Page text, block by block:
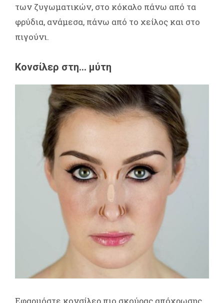
των ζυγωματικών, στο κόκαλο πάνω από τα
φρύδια, ανάμεσα, πάνω από το χείλος και στο
πιγούνι.
Κονσίλερ στη… μύτη
Εφαρμόστε κονσίλερ πιο σκούρας απόχρωσης